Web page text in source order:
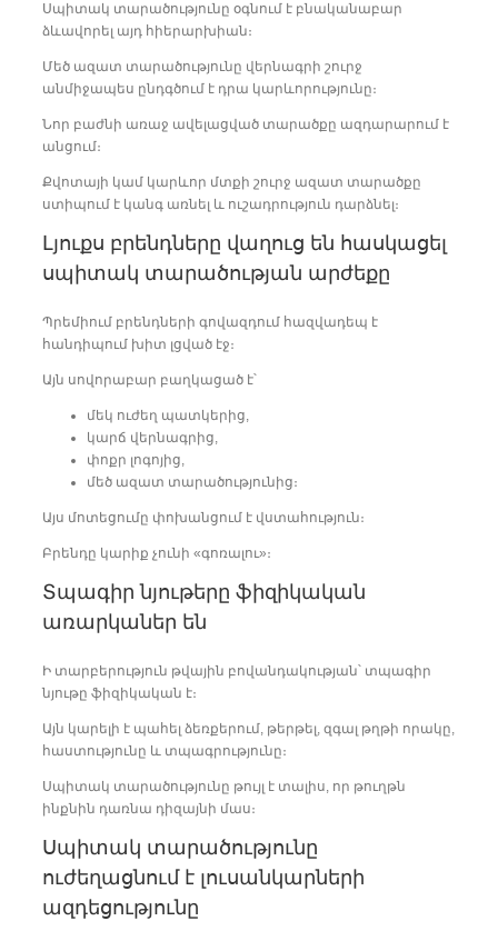
Սպիտակ տարածությունը օգնում է բնականաբար
ձևավորել այդ հիերարխիան։
Մեծ ազատ տարածությունը վերնագրի շուրջ
անմիջապես ընդգծում է դրա կարևորությունը։
Նոր բաժնի առաջ ավելացված տարածքը ազդարարում է
անցում։
Քվոտայի կամ կարևոր մտքի շուրջ ազատ տարածքը
ստիպում է կանգ առնել և ուշադրություն դարձնել։
Լյուքս բրենդները վաղուց են հասկացել
սպիտակ տարածության արժեքը
Պրեմիում բրենդների գովազդում հազվադեպ է
հանդիպում խիտ լցված էջ։
Այն սովորաբար բաղկացած է՝
մեկ ուժեղ պատկերից,
կարճ վերնագրից,
փոքր լոգոյից,
մեծ ազատ տարածությունից։
Այս մոտեցումը փոխանցում է վստահություն։
Բրենդը կարիք չունի «գոռալու»։
Տպագիր նյութերը ֆիզիկական
առարկաներ են
Ի տարբերություն թվային բովանդակության՝ տպագիր
նյութը ֆիզիկական է։
Այն կարելի է պահել ձեռքերում, թերթել, զգալ թղթի որակը,
հաստությունը և տպագրությունը։
Սպիտակ տարածությունը թույլ է տալիս, որ թուղթն
ինքնին դառնա դիզայնի մաս։
Սպիտակ տարածությունը
ուժեղացնում է լուսանկարների
ազդեցությունը